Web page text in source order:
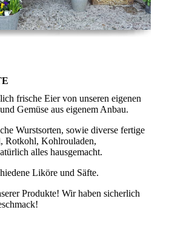
frische Eier von unseren eigenen
Gemüse aus eigenem Anbau.
Wurstsorten, sowie diverse fertige
Rotkohl, Kohlrouladen,
alles hausgemacht.
Liköre und Säfte.
Produkte! Wir haben sicherlich